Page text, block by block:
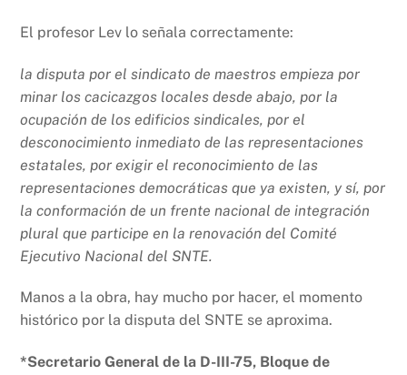
El profesor Lev lo señala correctamente:
la disputa por el sindicato de maestros empieza por
minar los cacicazgos locales desde abajo, por la
ocupación de los edificios sindicales, por el
desconocimiento inmediato de las representaciones
estatales, por exigir el reconocimiento de las
representaciones democráticas que ya existen, y sí, por
la conformación de un frente nacional de integración
plural que participe en la renovación del Comité
Ejecutivo Nacional del SNTE.
Manos a la obra, hay mucho por hacer, el momento
histórico por la disputa del SNTE se aproxima.
*Secretario General de la D-III-75, Bloque de